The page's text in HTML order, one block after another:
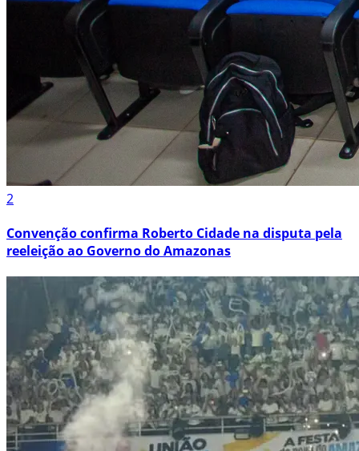
2
Convenção confirma Roberto Cidade na disputa pela
reeleição ao Governo do Amazonas